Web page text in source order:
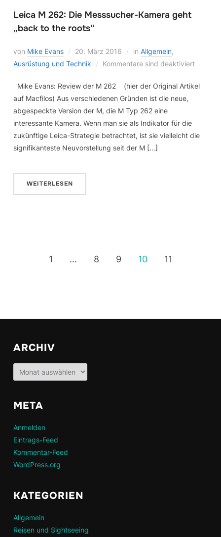
Leica M 262: Die Messsucher-Kamera geht
„back to the roots“
von Mike Evans 20. März 2016 in Allgemein,
Ausrüstung und Technik
Kommentare sind deaktiviert
Mike Evans: Review der M 262 (hier der Original Artikel
auf Macfilos) Aus verschiedenen Gründen ist die neue,
abgespeckte Version der M, die M Typ 262 eine
interessante Kamera. Wenn man sie als Indikator für die
zukünftige Leica-Strategie betrachtet, ist sie vielleicht die
signifikanteste Neuvorstellung seit der M […]
WEITERLESEN
1 … 8 9 10 11
ARCHIV
Archiv
META
Anmelden
Eintrags-Feed
Kommentar-Feed
WordPress.org
KATEGORIEN
Allgemein
Reisen und Sightseeing